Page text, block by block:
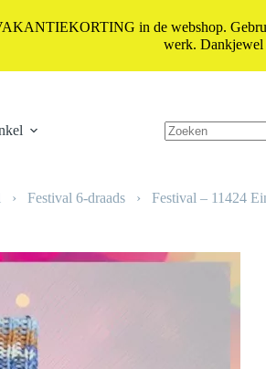
› Festival 6-draads › Festival – 11424
in de webshop.
werk. Dankjewel